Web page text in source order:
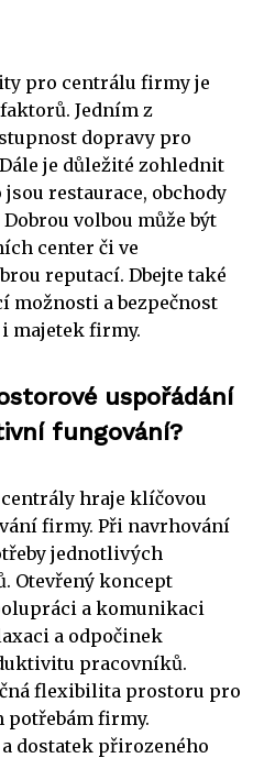
pro centrálu firmy je
Jedním z
dopravy pro
je důležité zohlednit
restaurace, obchody
volbou může být
center či ve
reputací. Dbejte také
možnosti a bezpečnost
majetek firmy.
uspořádání
fungování?
hraje klíčovou
firmy. Při navrhování
jednotlivých
Otevřený koncept
a komunikaci
a odpočinek
pracovníků.
flexibilita prostoru pro
potřebám firmy.
dostatek přirozeného